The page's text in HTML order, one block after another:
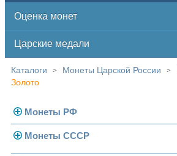
Оценка монет
Царские медали
Каталоги > Монеты Царской России >
Золото
Монеты РФ
Современная Россия
Монеты СССР